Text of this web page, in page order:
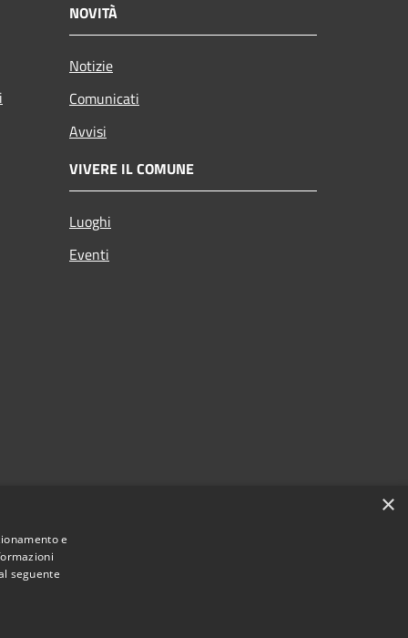
NOVITÀ
Notizie
Comunicati
Avvisi
VIVERE IL COMUNE
Luoghi
Eventi
×
e
seguente